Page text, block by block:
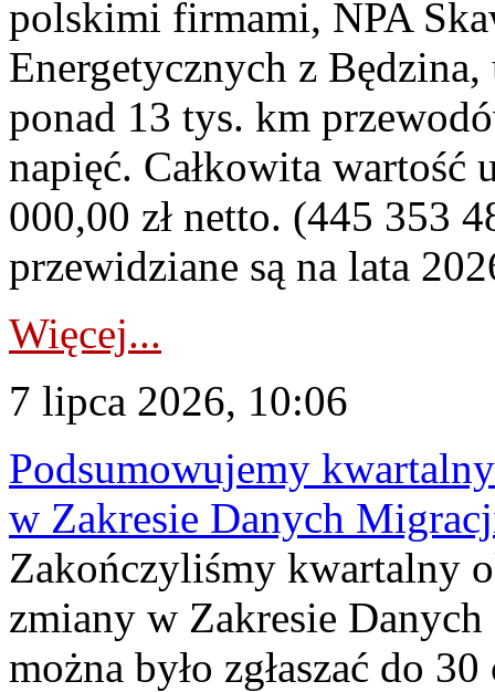
polskimi firmami, NPA
Energetycznych z
ponad 13 tys. km
napięć. Całkowita
000,00 zł netto. (445 353
przewidziane są na lata
Więcej...
7 lipca 2026, 10:06
Podsumowujemy
w Zakresie Danych
Zakończyliśmy kwartalny
zmiany w Zakresie
można było zgłaszać do